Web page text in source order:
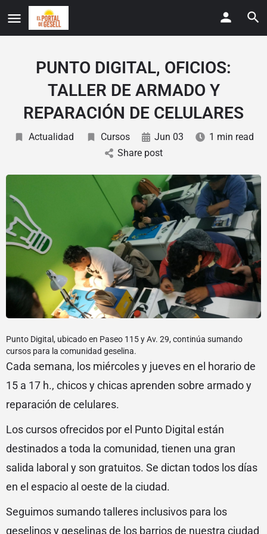
PUNTO DIGITAL, OFICIOS:
TALLER DE ARMADO Y
REPARACIÓN DE CELULARES
Actualidad Cursos Jun 03
1 min read
Share post
Punto Digital, ubicado en Paseo 115 y Av. 29, continúa sumando
cursos para la comunidad geselina.
Cada semana, los miércoles y jueves en el horario de
15 a 17 h., chicos y chicas aprenden sobre armado y
reparación de celulares.
Los cursos ofrecidos por el Punto Digital están
destinados a toda la comunidad, tienen una gran
salida laboral y son gratuitos. Se dictan todos los días
en el espacio al oeste de la ciudad.
Seguimos sumando talleres inclusivos para los
geselinos y geselinas de los barrios de nuestra ciudad